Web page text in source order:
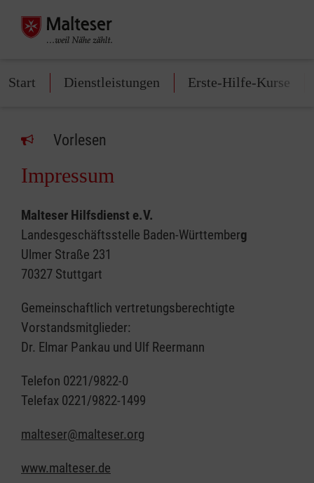
Start Dienstleistungen Erste-Hilfe-Kurse
Vorlesen
Impressum
Malteser Hilfsdienst e.V.
Landesgeschäftsstelle Baden-Württemberg
Ulmer Straße 231
70327 Stuttgart
Gemeinschaftlich vertretungsberechtigte
Vorstandsmitglieder:
Dr. Elmar Pankau und Ulf Reermann
Telefon 0221/9822-0
Telefax 0221/9822-1499
malteser@malteser.org
www.malteser.de